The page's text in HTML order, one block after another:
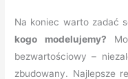
Na koniec warto zadać
kogo modelujemy?
bezwartościowy –
zbudowany. Najlepsze